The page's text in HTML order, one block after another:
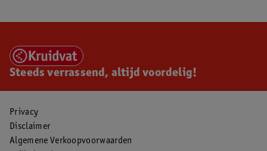
Steeds verrassend, altijd voordelig!
Privacy
Disclaimer
Algemene Verkoopvoorwaarden